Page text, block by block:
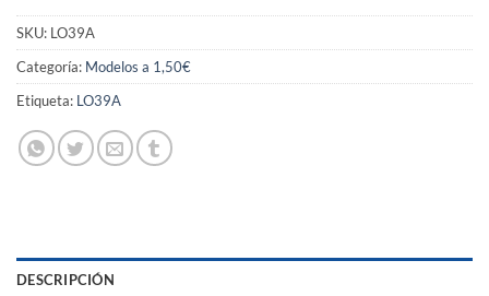
SKU: LO39A
Categoría: Modelos a 1,50€
Etiqueta: LO39A
DESCRIPCIÓN